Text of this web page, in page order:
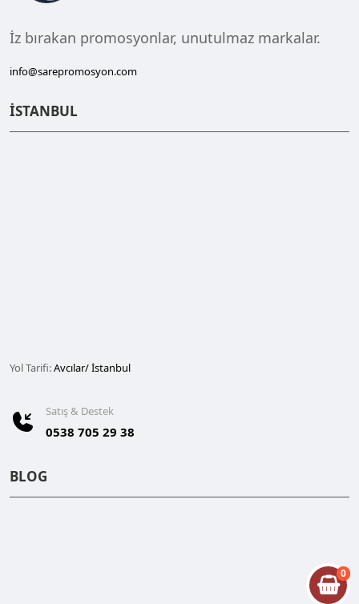
0
İz bırakan promosyonlar, unutulmaz markalar.
info@sarepromosyon.com
İSTANBUL
Yol Tarifi:Avcılar/ İstanbul
Satış & Destek
0538 705 29 38
BLOG